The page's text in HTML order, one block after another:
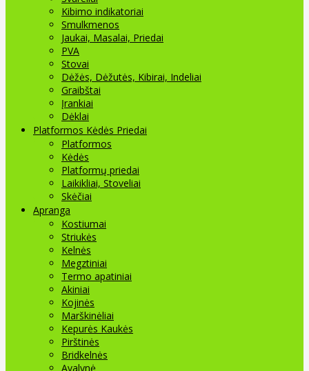
Kibimo indikatoriai
Smulkmenos
Jaukai, Masalai, Priedai
PVA
Stovai
Dėžės, Dėžutės, Kibirai, Indeliai
Graibštai
Įrankiai
Dėklai
Platformos Kėdės Priedai
Platformos
Kėdės
Platformų priedai
Laikikliai, Stoveliai
Skėčiai
Apranga
Kostiumai
Striukės
Kelnės
Megztiniai
Termo apatiniai
Akiniai
Kojinės
Marškinėliai
Kepurės Kaukės
Pirštinės
Bridkelnės
Avalynė